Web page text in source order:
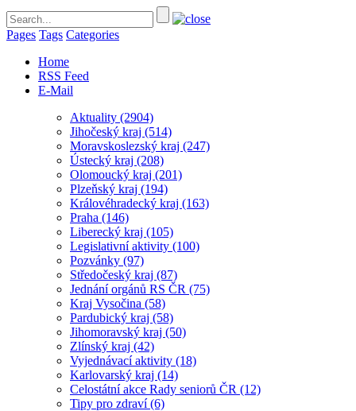
Pages Tags Categories
Home
RSS Feed
E-Mail
Aktuality (2904)
Jihočeský kraj (514)
Moravskoslezský kraj (247)
Ústecký kraj (208)
Olomoucký kraj (201)
Plzeňský kraj (194)
Královéhradecký kraj (163)
Praha (146)
Liberecký kraj (105)
Legislativní aktivity (100)
Pozvánky (97)
Středočeský kraj (87)
Jednání orgánů RS ČR (75)
Kraj Vysočina (58)
Pardubický kraj (58)
Jihomoravský kraj (50)
Zlínský kraj (42)
Vyjednávací aktivity (18)
Karlovarský kraj (14)
Celostátní akce Rady seniorů ČR (12)
Tipy pro zdraví(6)